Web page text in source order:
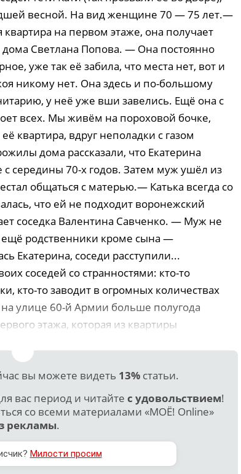
весной. На вид женщине 70 — 75 лет.—
на первом этаже, она получает
Светлана Попова. — Она постоянно
уже так её забила, что места нет, вот и
никому нет. Она здесь и по-большому
у неё уже вши завелись. Ещё она с
всех. Мы живём на пороховой бочке,
квартира, вдруг неполадки с газом
дома рассказали, что Екатерина
середины 70-х годов. Затем муж ушёл из
общаться с матерью.— Катька всегда со
что ей не подходит воронежский
соседка Валентина Савченко. — Муж не
родственники кроме сына —
Екатерина, соседи расступили...
соседей со странностями: кто-то
кто-то заводит в огромных количествах
улице 60-й Армии больше полугода
этажа, которая из квартиры
вы можете видеть 13%статьи.
вас период и читайте с удовольствием!
со всеми материалами «МОЁ! Online»
рекламы.
Милости просим